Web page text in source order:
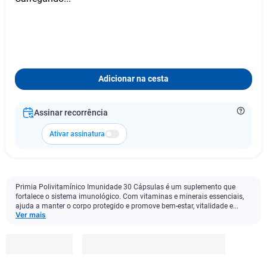
Adicionar na cesta
Assinar recorrência
Ativar assinatura
Primia Polivitamínico Imunidade 30 Cápsulas é um suplemento que
fortalece o sistema imunológico. Com vitaminas e minerais essenciais,
ajuda a manter o corpo protegido e promove bem-estar, vitalidade e...
Ver mais